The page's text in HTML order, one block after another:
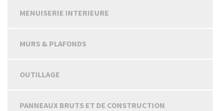
MENUISERIE INTERIEURE
MURS & PLAFONDS
OUTILLAGE
PANNEAUX BRUTS ET DE CONSTRUCTION